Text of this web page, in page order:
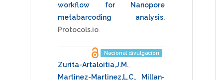
workflow for Nanopore
metabarcoding analysis.
Protocols.io
Nacional divulgación
Zurita-Artaloitia,J.M.
Martinez-Martinez,L.C.
Millan-